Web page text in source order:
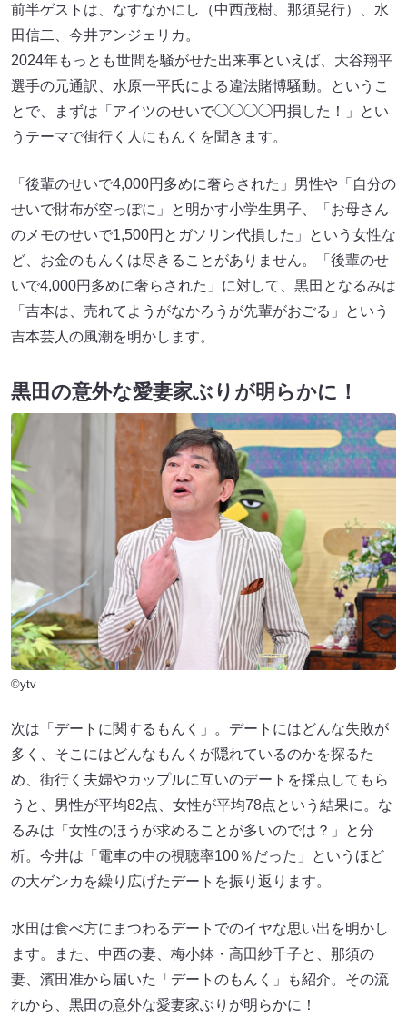
前半ゲストは、なすなかにし（中西茂樹、那須晃行）、水
田信二、今井アンジェリカ。
2024年もっとも世間を騒がせた出来事といえば、大谷翔平
選手の元通訳、水原一平氏による違法賭博騒動。というこ
とで、まずは「アイツのせいで◯◯◯◯円損した！」とい
うテーマで街行く人にもんくを聞きます。
「後輩のせいで4,000円多めに奢らされた」男性や「自分の
せいで財布が空っぽに」と明かす小学生男子、「お母さん
のメモのせいで1,500円とガソリン代損した」という女性な
ど、お金のもんくは尽きることがありません。「後輩のせ
いで4,000円多めに奢らされた」に対して、黒田となるみは
「吉本は、売れてようがなかろうが先輩がおごる」という
吉本芸人の風潮を明かします。
黒田の意外な愛妻家ぶりが明らかに！
©ytv
次は「デートに関するもんく」。デートにはどんな失敗が
多く、そこにはどんなもんくが隠れているのかを探るた
め、街行く夫婦やカップルに互いのデートを採点してもら
うと、男性が平均82点、女性が平均78点という結果に。な
るみは「女性のほうが求めることが多いのでは？」と分
析。今井は「電車の中の視聴率100％だった」というほど
の大ゲンカを繰り広げたデートを振り返ります。
水田は食べ方にまつわるデートでのイヤな思い出を明かし
ます。また、中西の妻、梅小鉢・高田紗千子と、那須の
妻、濱田准から届いた「デートのもんく」も紹介。その流
れから、黒田の意外な愛妻家ぶりが明らかに！